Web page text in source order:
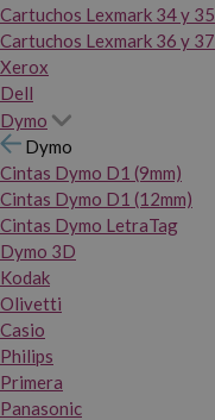
Cartuchos Lexmark 34 y 35
Cartuchos Lexmark 36 y 37
Xerox
Dell
Dymo
Dymo
Cintas Dymo D1 (9mm)
Cintas Dymo D1 (12mm)
Cintas Dymo LetraTag
Dymo 3D
Kodak
Olivetti
Casio
Philips
Primera
Panasonic